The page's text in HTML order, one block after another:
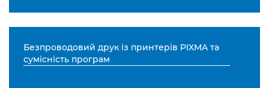
Безпроводовий друк із принтерів PIXMA та
сумісність програм